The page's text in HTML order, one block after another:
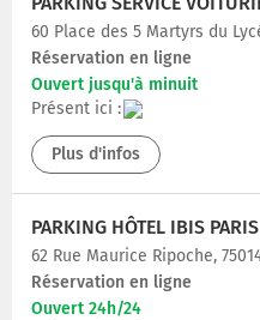
60 Place des 5 Martyrs du Lycée
Réservation en ligne
Ouvert jusqu'à minuit
Présent ici :
Plus d'infos
62 Rue Maurice Ripoche,
Réservation en ligne
Ouvert 24h/24